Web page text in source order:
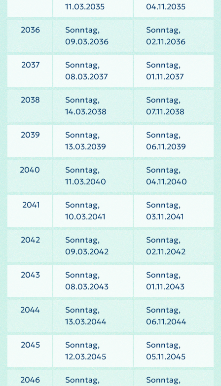
11.03.2035
04.11.2035
2036
Sonntag,
09.03.2036
Sonntag,
02.11.2036
2037
Sonntag,
08.03.2037
Sonntag,
01.11.2037
2038
Sonntag,
14.03.2038
Sonntag,
07.11.2038
2039
Sonntag,
13.03.2039
Sonntag,
06.11.2039
2040
Sonntag,
11.03.2040
Sonntag,
04.11.2040
2041
Sonntag,
10.03.2041
Sonntag,
03.11.2041
2042
Sonntag,
09.03.2042
Sonntag,
02.11.2042
2043
Sonntag,
08.03.2043
Sonntag,
01.11.2043
2044
Sonntag,
13.03.2044
Sonntag,
06.11.2044
2045
Sonntag,
12.03.2045
Sonntag,
05.11.2045
2046
Sonntag,
Sonntag,